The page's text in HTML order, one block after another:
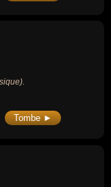
Tombe ►